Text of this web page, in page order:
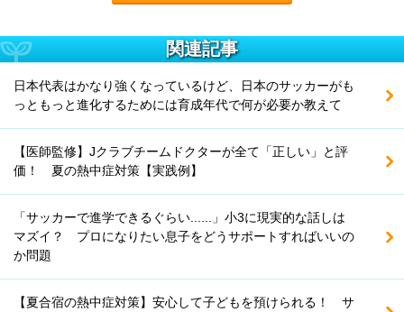
関連記事
日本代表はかなり強くなっているけど、日本のサッカーがも
っともっと進化するためには育成年代で何が必要か教えて
【医師監修】Jクラブチームドクターが全て「正しい」と評
価！ 夏の熱中症対策【実践例】
「サッカーで進学できるぐらい......」小3に現実的な話しは
マズイ？ プロになりたい息子をどうサポートすればいいの
か問題
【夏合宿の熱中症対策】安心して子どもを預けられる！ サ